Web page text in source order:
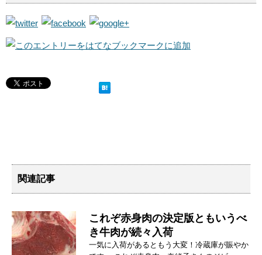
関連記事
これぞ赤身肉の決定版ともいうべ
き牛肉が続々入荷
一気に入荷があるともう大変！冷蔵庫が賑やか